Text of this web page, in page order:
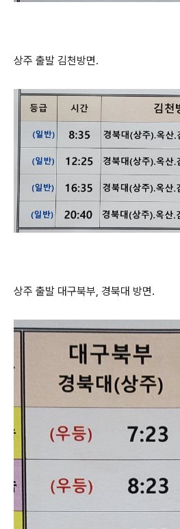
상주 출발 김천방면.
상주 출발 대구북부, 경북대 방면.